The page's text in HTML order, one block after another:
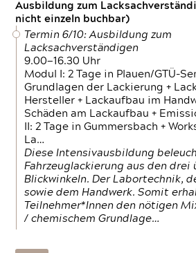
Ausbildung zum
nicht einzeln buchbar)
Termin 6/10: Ausbildung zum
Lacksachverständigen
9.00—16.30 Uhr
Modul I: 2 Tage in Plauen/GTÜ-
Grundlagen der Lackierung +
Hersteller + Lackaufbau im
Schäden am Lackaufbau +
II: 2 Tage in Gummersbach +
La…
Diese Intensivausbildung
Fahrzeuglackierung aus den drei
Blickwinkeln. Der Labortechnik,
sowie dem Handwerk. Somit
Teilnehmer*Innen den nötigen
/ chemischem Grundlage…